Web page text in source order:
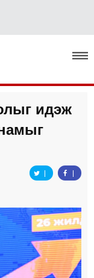
идэж